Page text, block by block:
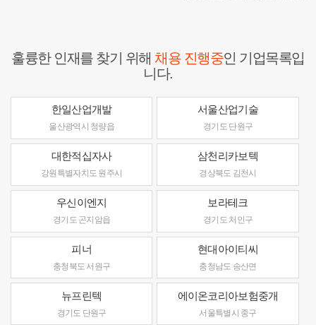
훌륭한 인재를 찾기 위해채용 진행중인 기업목록입
니다.
한일산업개발
울산광역시 청량읍
서울산업기술
경기도 단원구
대한적십자사
강원특별자치도 원주시
삼천리카보텍
경상북도 김천시
우신이엔지
경기도 곤지암읍
보라테크
경기도 처인구
피너
충청북도 서원구
현대아이티씨
충청남도 송산면
뉴프린텍
경기도 단원구
에이온코리아보험중개
서울특별시 중구